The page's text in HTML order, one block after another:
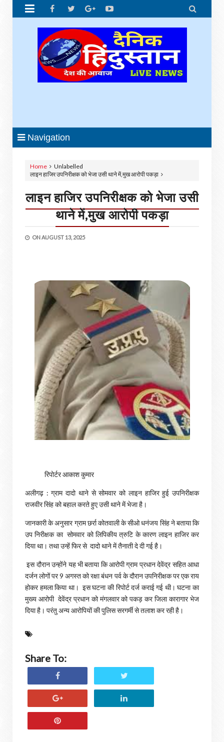
 
Navigation
Home
Unlabelled
लाइन हाजिर उपनिरीक्षक को भेजा उसी थाने में,मुख आरोपी पकड़ा
लाइन हाजिर उपनिरीक्षक को भेजा उसी
थाने में,मुख आरोपी पकड़ा
ONAUGUST 13, 2025
रिपोर्टर आकाश कुमार
अलीगढ़ : ग्राम दादो थाने से सोमवार को लाइन हाजिर हुई उपनिरीक्षक
राजवीर सिंह को बहाल करते हुए उसी थाने में भेजा है।
जानकारी के अनुसार ग्राम छर्रा कोतवाली के सीओ धनंजय सिंह ने बताया कि
उप निरीक्षक का सोमवार को लिपिकीय त्रुटि के कारण लाइन हाजिर कर
दिया था। तथा उन्हें फिर से दादो थाने में तैनाती दे दी गई है।
इस दौरान उन्होंने यह भी बताया कि आरोपी ग्राम प्रधान देवेंद्र सहित आधा
दर्जन लोगों पर 9 अगस्त को रक्षा बंधन पर्व के दौरान उपनिरीक्षक पर एक राय
होकर हमला किया था। इस घटना की रिपोर्ट दर्ज कराई गई थी। घटना का
मुख्य आरोपी देवेंद्र प्रधान को मंगलवार को पकड़ कर जिला कारागार भेज
दिया है। परंतु अन्य आरोपियों की पुलिस सरगर्मी से तलाश कर रही है।
Share To: